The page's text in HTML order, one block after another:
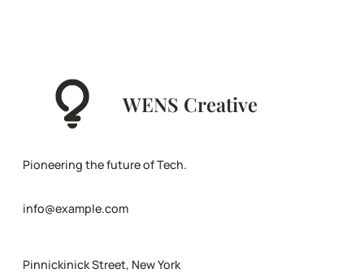
WENS Creative
Pioneering the future of Tech.
info@example.com
Pinnickinick Street, New York